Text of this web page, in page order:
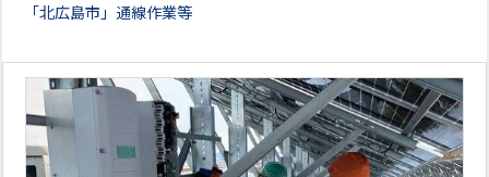
「北広島市」通線作業等